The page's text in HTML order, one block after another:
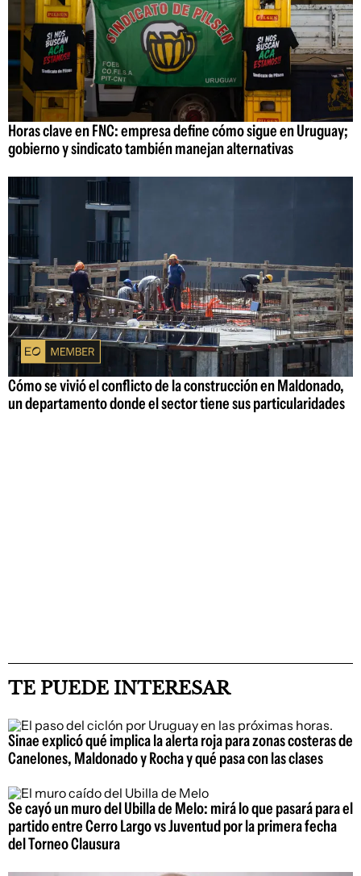
Horas clave en FNC: empresa define cómo sigue en Uruguay;
gobierno y sindicato también manejan alternativas
Cómo se vivió el conflicto de la construcción en Maldonado,
un departamento donde el sector tiene sus particularidades
TE PUEDE INTERESAR
Sinae explicó qué implica la alerta roja para zonas costeras de
Canelones, Maldonado y Rocha y qué pasa con las clases
Se cayó un muro del Ubilla de Melo: mirá lo que pasará para el
partido entre Cerro Largo vs Juventud por la primera fecha
del Torneo Clausura